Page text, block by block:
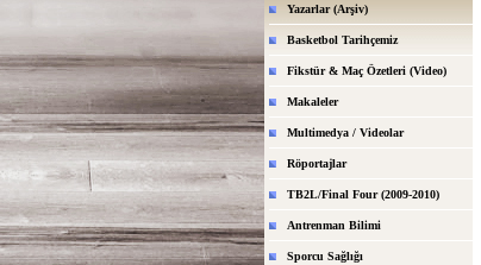
Yazarlar (Arşiv)
Basketbol Tarihçemiz
Fikstür & Maç Özetleri (Video)
Makaleler
Multimedya / Videolar
Röportajlar
TB2L/Final Four (2009-2010)
Antrenman Bilimi
Sporcu Sağlığı